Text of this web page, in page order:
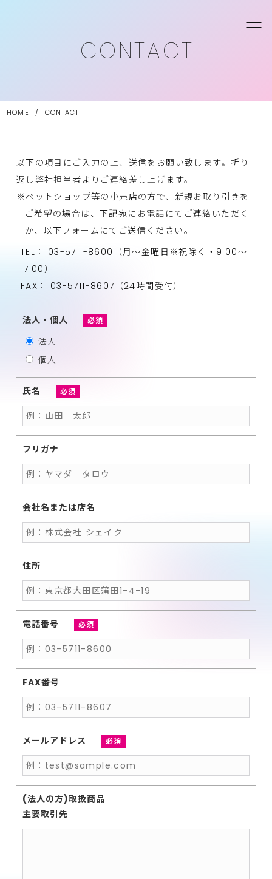
CONTACT
HOME / CONTACT
以下の項目にご入力の上、送信をお願い致します。折り
返し弊社担当者よりご連絡差し上げます。
※ペットショップ等の小売店の方で、新規お取り引きを
ご希望の場合は、下記宛にお電話にてご連絡いただく
か、以下フォームにてご送信ください。
TEL： 03-5711-8600
（月～金曜日※祝除く・9:00～
17:00）
FAX： 03-5711-8607（24時間受付）
法人・個人 必須
法人
個人
氏名 必須
フリガナ
会社名または店名
住所
電話番号 必須
FAX番号
メールアドレス 必須
(法人の方)取扱商品
主要取引先